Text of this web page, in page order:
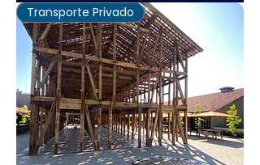
Transporte Privado